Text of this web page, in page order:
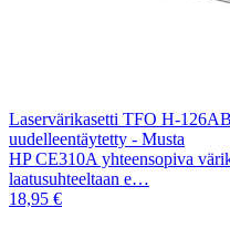
Laservärikasetti TFO H-
uudelleentäytetty - Musta
HP CE310A yhteensopiva
laatusuhteeltaan e…
18,95 €